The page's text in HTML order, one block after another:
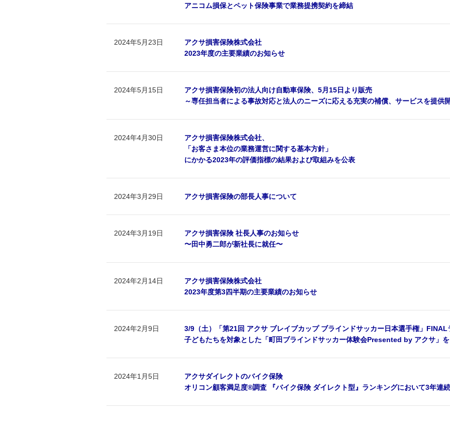
アニコム損保とペット保険事業で業務提携契約を締結
2024年5月23日
アクサ損害保険株式会社
2023年度の主要業績のお知らせ
2024年5月15日
アクサ損害保険初の法人向け自動車保険、5月15日より販売
～専任担当者による事故対応と法人のニーズに応える充実の補償、サービスを提供
2024年4月30日
アクサ損害保険株式会社、
「お客さま本位の業務運営に関する基本方針」
にかかる2023年の評価指標の結果および取組みを公表
2024年3月29日 アクサ損害保険の部長人事について
2024年3月19日
アクサ損害保険 社長人事のお知らせ
〜田中勇二郎が新社長に就任〜
2024年2月14日
アクサ損害保険株式会社
2023年度第3四半期の主要業績のお知らせ
2024年2月9日
3/9（土）「第21回 アクサ ブレイブカップ ブラインドサッカー日本選手権」FINAL
子どもたちを対象とした「町田ブラインドサッカー体験会Presented by アクサ」
2024年1月5日
アクサダイレクトのバイク保険
オリコン顧客満足度®調査 『バイク保険 ダイレクト型』ランキングにおいて3年連